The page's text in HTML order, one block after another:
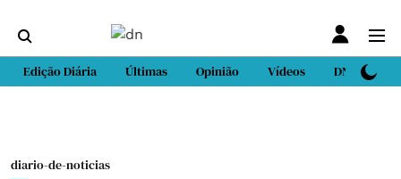
Edição Diária Últimas Opinião Vídeos DN Sport
diario-de-noticias